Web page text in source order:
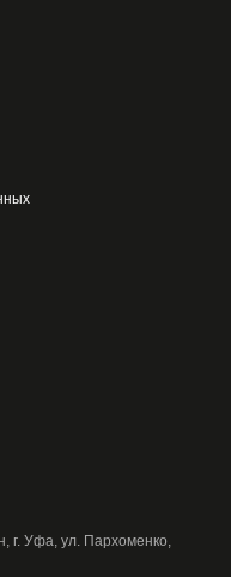
г. Уфа, ул. Пархоменко,